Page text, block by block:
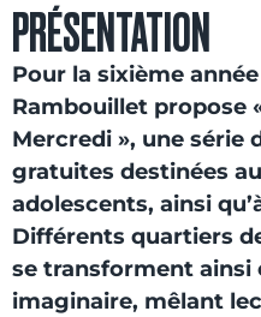
PRÉSENTATION
Pour la sixième
Rambouillet propose
Mercredi », une série
gratuites destinées
adolescents, ainsi
Différents quartiers
se transforment ainsi
imaginaire, mêlant